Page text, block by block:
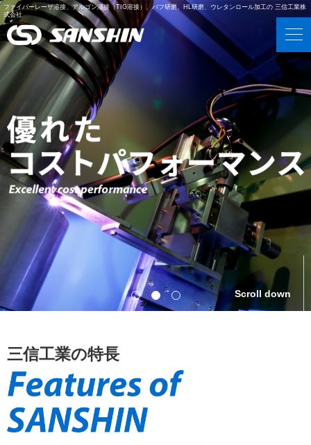
ファイバーレーザ溶接、アルゴン溶接（TIG溶接）、バフ研磨、HL研磨、ウレタンロール加工の 三信工業株
式会社
Scroll down
三信工業の特長